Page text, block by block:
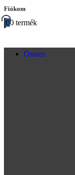
Fiókom
00 termék
Összes